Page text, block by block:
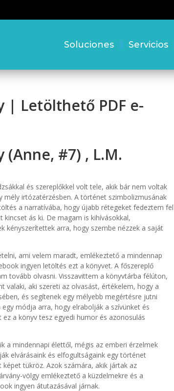
Soluciones Servicios
| Letölthető PDF e-
(Anne, #7) , L.M.
és szereplőkkel volt tele, akik bár nem voltak
irtózatérzésben. A történet szimbolizmusának
a narratívába, hogy újabb rétegeket fedeztem fel
ás ki. De magam is kihívásokkal,
kényszerítettek arra, hogy szembe nézzek a saját
ami velem maradt, emlékeztető a mindennap
ingyen letöltés ezt a könyvet. A főszereplő
tovább olvasni. Visszavittem a könyvtárba félúton,
valaki, aki szereti az olvasást, értékelem, hogy a
és segítenek egy mélyebb megértésre jutni
módja arra, hogy elrabolják a szívünket és
a könyv tesz egyedi humor és azonosulás
a mindennapi élettől, mégis az emberi érzelmek
elvárásaink és elfogultságaink egy történet
tükröz. Azok számára, akik jártak az
völgy emlékeztető a küzdelmekre és a
ingyen átutazásával járnak.